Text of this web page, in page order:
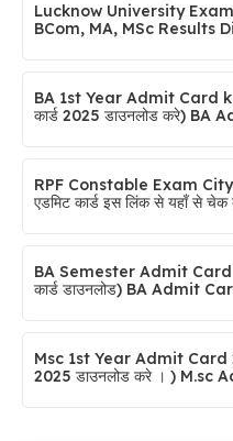
Lucknow University
BCom, MA, MSc Results
BA 1st Year Admit Card
कार्ड 2025 डाउनलोड करे)
RPF Constable Exam City
एडमिट कार्ड इस लिंक से यहाँ से चेक
BA Semester Admit Card
कार्ड डाउनलोड) BA Admit
Msc 1st Year Admit Card
2025 डाउनलोड करे । ) M.sc